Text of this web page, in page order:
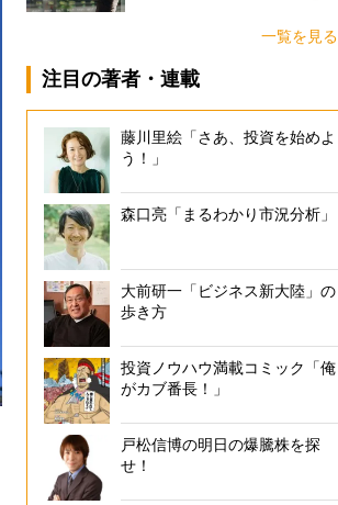
一覧を見る
注目の著者・連載
藤川里絵「さあ、投資を始めよ
う！」
森口亮「まるわかり市況分析」
大前研一「ビジネス新大陸」の
歩き方
投資ノウハウ満載コミック「俺
がカブ番長！」
戸松信博の明日の爆騰株を探
せ！